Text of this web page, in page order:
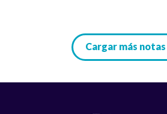
Cargar más notas